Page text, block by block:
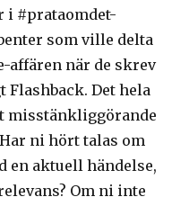
i #prataomdet-
som ville delta
affären när de skrev
Flashback. Det hela
misstänkliggörande
ni hört talas om
en aktuell händelse,
Om ni inte